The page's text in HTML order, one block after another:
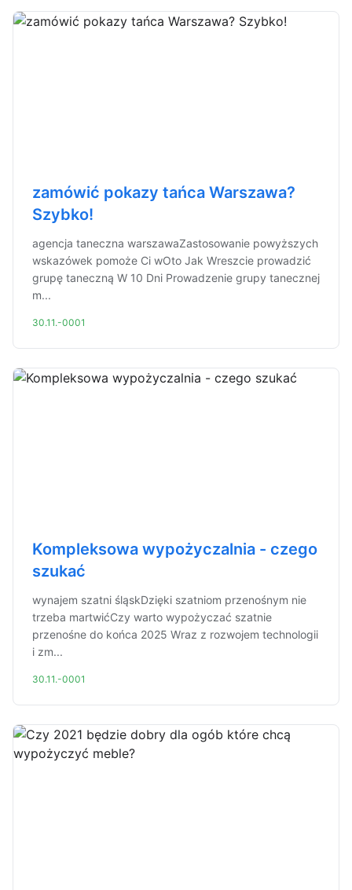
zamówić pokazy tańca Warszawa?
Szybko!
agencja taneczna warszawaZastosowanie powyższych
wskazówek pomoże Ci wOto Jak Wreszcie prowadzić
grupę taneczną W 10 Dni Prowadzenie grupy tanecznej
m...
30.11.-0001
Kompleksowa wypożyczalnia - czego
szukać
wynajem szatni śląskDzięki szatniom przenośnym nie
trzeba martwićCzy warto wypożyczać szatnie
przenośne do końca 2025 Wraz z rozwojem technologii
i zm...
30.11.-0001